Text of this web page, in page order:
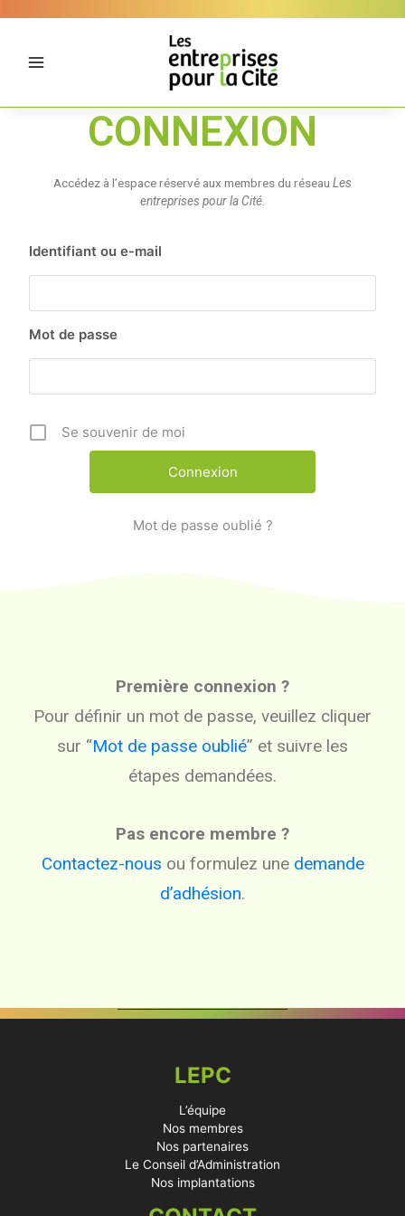
CONNEXION
Accédez à l’espace réservé aux membres du réseau Les
entreprises pour la Cité.
Identifiant ou e-mail
Mot de passe
Se souvenir de moi
Mot de passe oublié ?
Première connexion ?
Pour définir un mot de passe, veuillez cliquer
sur “Mot de passe oublié” et suivre les
étapes demandées.
Pas encore membre ?
Contactez-nous ou formulez une demande
d’adhésion.
LEPC
L’équipe
Nos membres
Nos partenaires
Le Conseil d’Administration
Nos implantations